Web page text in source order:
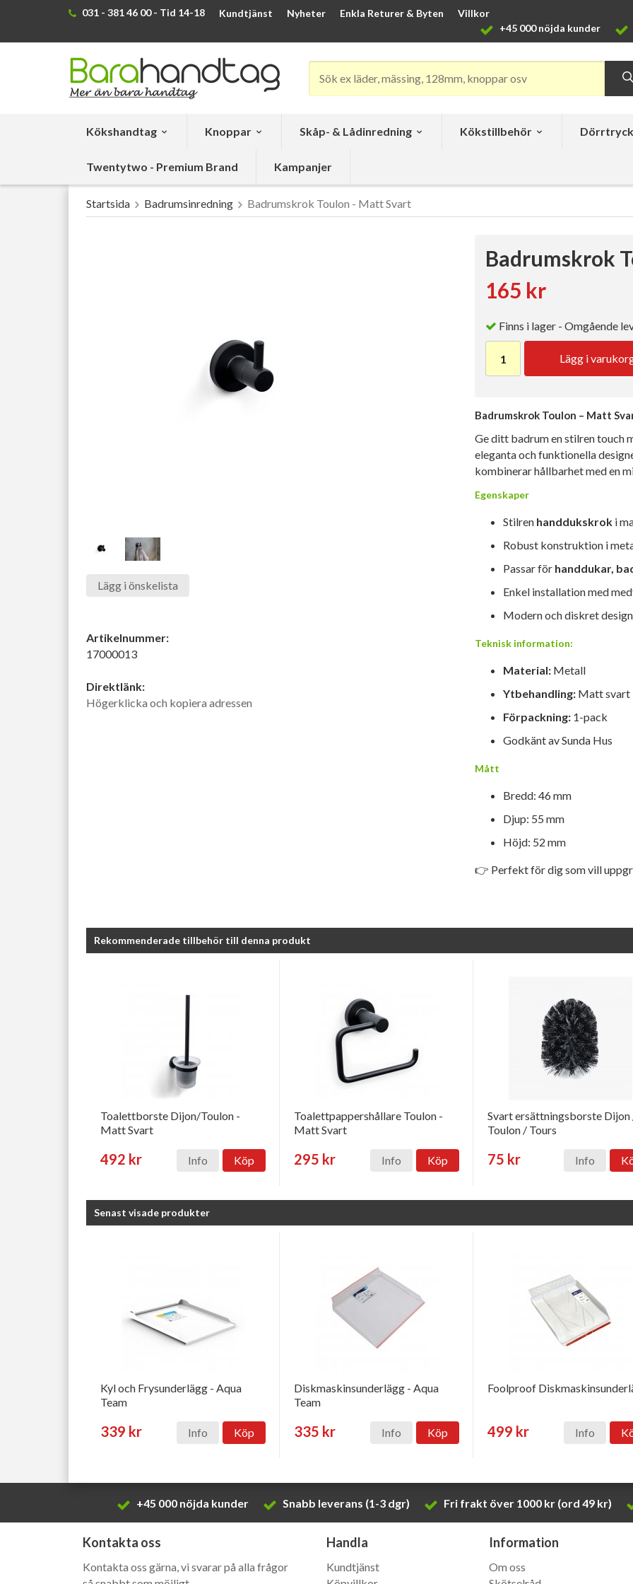
031 - 381 46 00 - Tid 14-18 Kundtjänst Nyheter Enkla Returer & Byten
Villkor
+45 000 nöjda kunder
Kökshandtag Knoppar Skåp- & Lådinredning Kökstillbehör
Twentytwo - Premium Brand Kampanjer
Startsida Badrumsinredning Badrumskrok Toulon - Matt Svart
Badrumskrok
165 kr
Finns i lager - Omgående
Lägg i
Badrumskrok Toulon – Matt
Ge ditt badrum en stilren touch
eleganta och funktionella
kombinerar hållbarhet med en
Egenskaper
Stilren handdukskrok i
Robust konstruktion i
Passar för handdukar,
Enkel installation med
Modern och diskret
Teknisk information:
Material: Metall
Ytbehandling: Matt svart
Förpackning: 1-pack
Godkänt av Sunda Hus
Mått
Bredd: 46 mm
Djup: 55 mm
Höjd: 52 mm
👉 Perfekt för dig som vill
Lägg i önskelista
Artikelnummer:
17000013
Direktlänk:
Högerklicka och kopiera adressen
Rekommenderade tillbehör till denna produkt
Toalettborste Dijon/Toulon -
Matt Svart
492 kr Info Köp
Toalettpappershållare Toulon -
Matt Svart
295 kr Info Köp
Svart ersättningsborste Dijon
Toulon / Tours
75 kr Info
Senast visade produkter
Kyl och Frysunderlägg - Aqua
Team
339 kr Info Köp
Diskmaskinsunderlägg - Aqua
Team
335 kr Info Köp
Foolproof
499 kr Info
+45 000 nöjda kunder Snabb leverans (1-3 dgr) Fri frakt över 1000 kr (ord 49 kr)
Kontakta oss
Kontakta oss gärna, vi svarar på alla frågor
Handla
Kundtjänst
Information
Om oss